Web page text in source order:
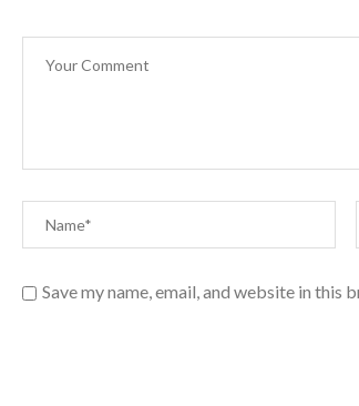
Save my name, email, and website in